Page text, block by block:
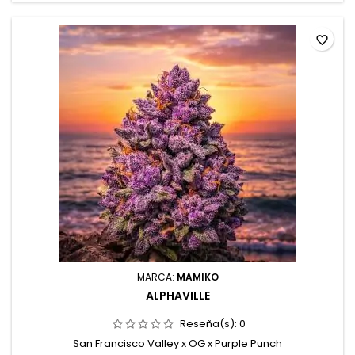
MARCA: MAMIKO
ALPHAVILLE
Reseña(s): 0
San Francisco Valley x OG x Purple Punch
favorite_border